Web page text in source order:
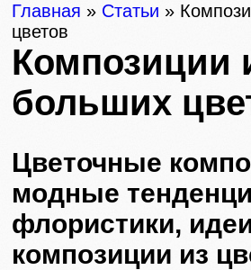
Главная » Статьи »
цветов
Композиции
больших
Цветочные
модные
флористики,
композиции из